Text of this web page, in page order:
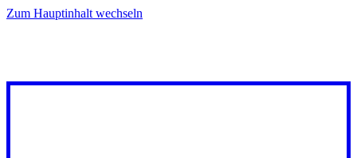
Zum Hauptinhalt wechseln